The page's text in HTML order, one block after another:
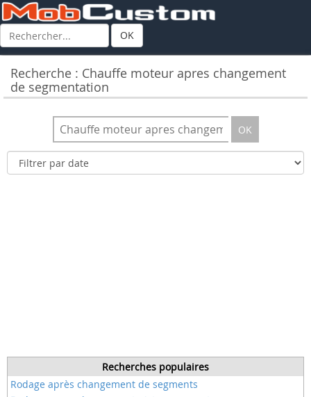
OK
Recherche : Chauffe moteur apres changement
de segmentation
OK
Recherches populaires
Rodage après changement de segments